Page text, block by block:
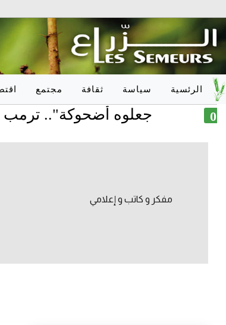
وطـنـي
دولـي
مجتمع
تربية
صحّة
ثقافة
أدب
فلسفة
سياسة
دولـي
الرئسية
"جعلوه أضحوكة".. ترمب يوقّع
مفكر و كاتب و إعلامي